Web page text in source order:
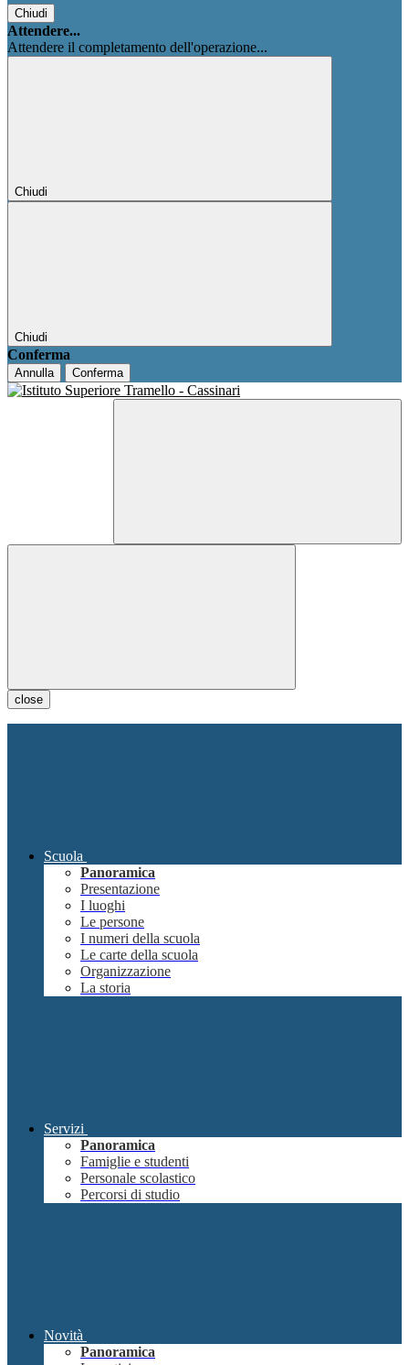
Chiudi
Attendere...
Attendere il completamento dell'operazione...
Chiudi
Chiudi
Conferma
Annulla Conferma
close
Scuola
Panoramica
Presentazione
I luoghi
Le persone
I numeri della scuola
Le carte della scuola
Organizzazione
La storia
Servizi
Panoramica
Famiglie e studenti
Personale scolastico
Percorsi di studio
Novità
Panoramica